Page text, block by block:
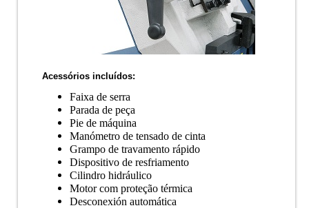
Acessórios incluídos:
Faixa de serra
Parada de peça
Pie de máquina
Manómetro de tensado de cinta
Grampo de travamento rápido
Dispositivo de resfriamento
Cilindro hidráulico
Motor com proteção térmica
Desconexión automática